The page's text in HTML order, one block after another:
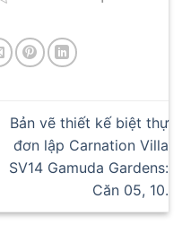
Bản vẽ thiết kế biệt thự
đơn lập Carnation Villa
SV14 Gamuda Gardens:
Căn 05, 10.